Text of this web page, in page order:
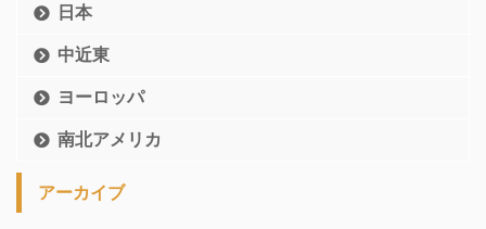
日本
中近東
ヨーロッパ
南北アメリカ
アーカイブ